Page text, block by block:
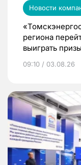
Новости
региона
выиграть призы
09:10 / 03.08.26